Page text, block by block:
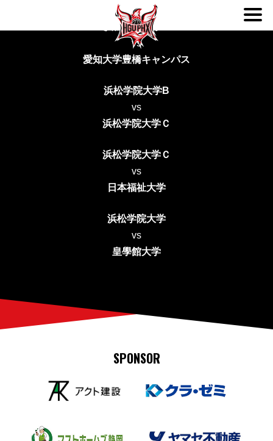
ABOUT
第63回東海学生バスケットボール大会 ３回戦
浜松学院大学B
vs
愛知大学豊橋キャンパス
第61回 東海学生バスケットボール大会 二回戦
浜松学院大学B
vs
浜松学院大学Ｃ
第６０回東海学生バスケットボール大会
浜松学院大学Ｃ
vs
日本福祉大学
第90回東海学生バスケットボールリーグ戦 3部リーグ
浜松学院大学
vs
皇學館大学
SPONSOR